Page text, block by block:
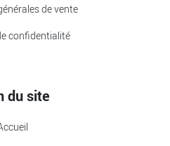
de vente
confidentialité
du site